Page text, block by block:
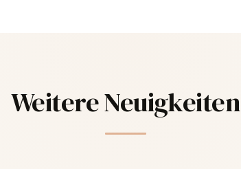
Weitere Neuigkeiten